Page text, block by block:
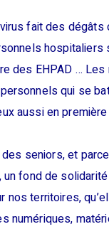
fait des
des EHPAD …
qui se
aussi en première
seniors, et
fond de
territoires,
numériques,